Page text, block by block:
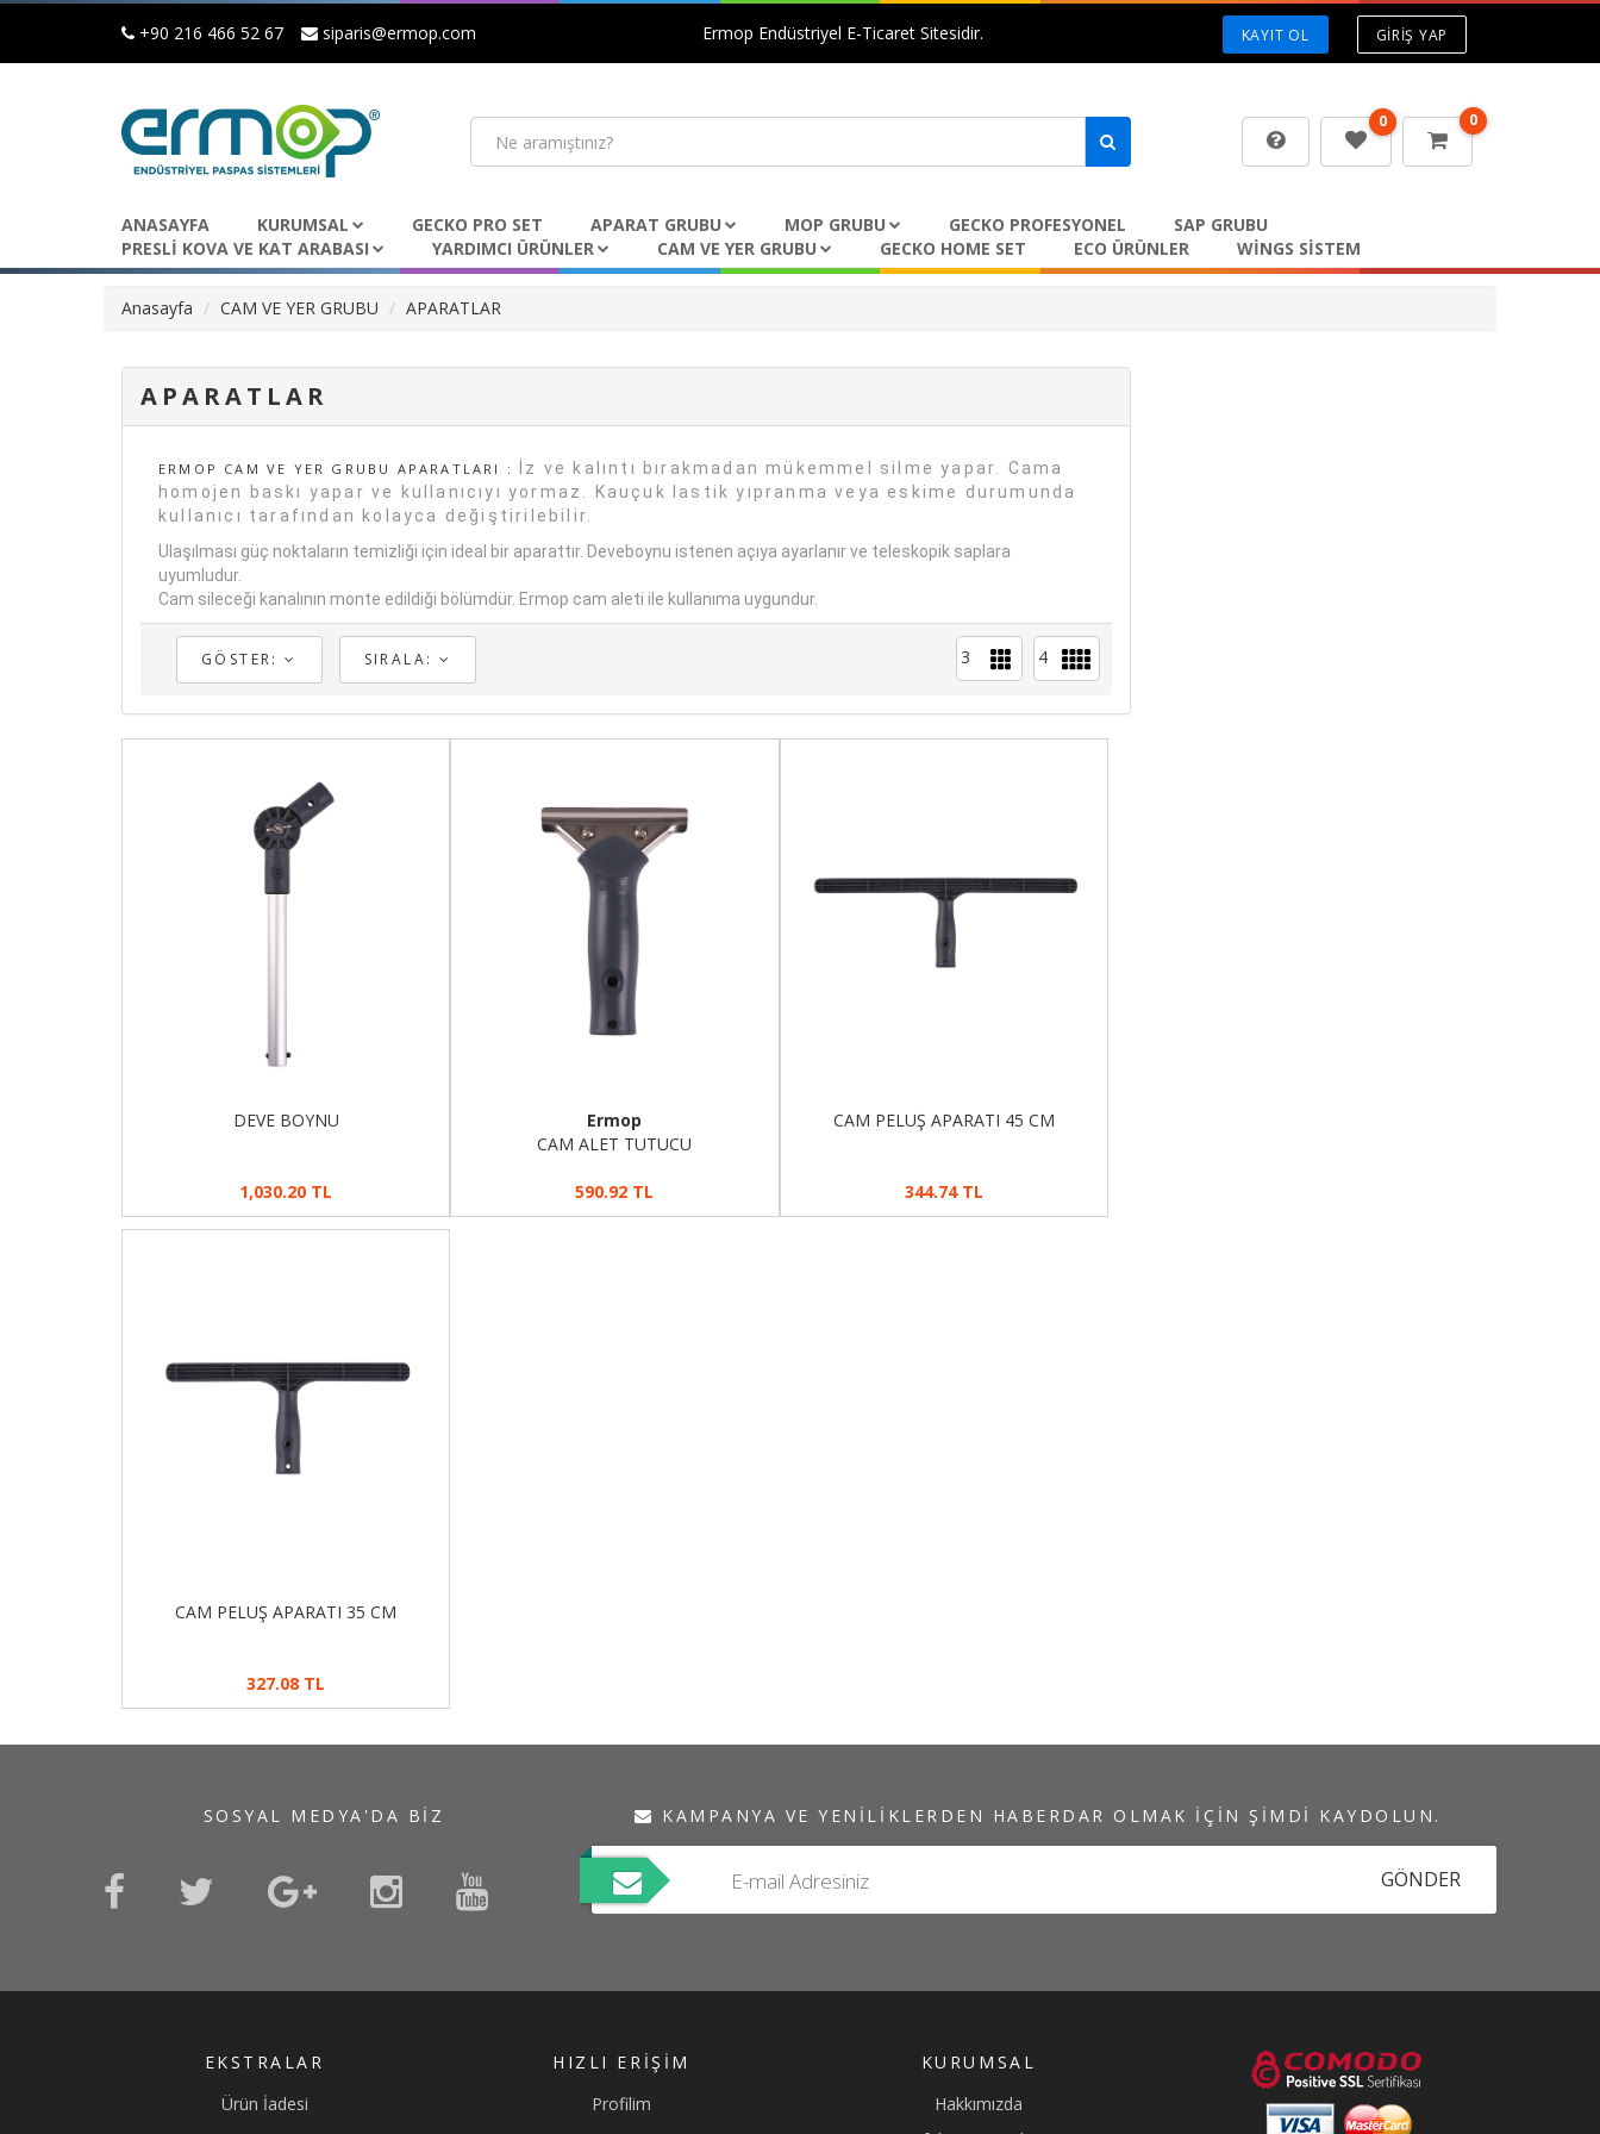
+90 216 466 52 67 siparis@ermop.com Ermop Endüstriyel E-Ticaret Sitesidir. KAYIT OL GIRIŞ YAP
0 0
ANASAYFA KURUMSAL GECKO PRO SET APARAT GRUBU MOP GRUBU GECKO PROFESYONEL
SAP GRUBU
PRESLİ KOVA VE KAT ARABASI
YARDIMCI ÜRÜNLER CAM VE YER GRUBU GECKO HOME SET ECO ÜRÜNLER WİNGS SİSTEM
Anasayfa CAM VE YER GRUBU APARATLAR
APARATLAR
ERMOP CAM VE YER GRUBU APARATLARI :
İz ve kalıntı bırakmadan mükemmel silme yapar. Cama
homojen baskı yapar ve kullanıcıyı yormaz. Kauçuk lastik yıpranma veya eskime durumunda
kullanıcı tarafından kolayca değiştirilebilir.
Ulaşılması güç noktaların temizliği için ideal bir aparattır. Deveboynu istenen açıya ayarlanır ve teleskopik saplara
uyumludur.
Cam sileceği kanalının monte edildiği bölümdür. Ermop cam aleti ile kullanıma uygundur.
GÖSTER: SIRALA: 3 4
DEVE BOYNU
1,030.20 TL
Ermop
CAM ALET TUTUCU
590.92 TL
CAM PELUŞ APARATI 45 CM
344.74 TL
CAM PELUŞ APARATI 35 CM
327.08 TL
SOSYAL MEDYA'DA BIZ KAMPANYA VE YENILIKLERDEN HABERDAR OLMAK IÇIN ŞIMDI KAYDOLUN.
EKSTRALAR
Ürün İadesi
HIZLI ERIŞIM
Profilim
KURUMSAL
Hakkımızda